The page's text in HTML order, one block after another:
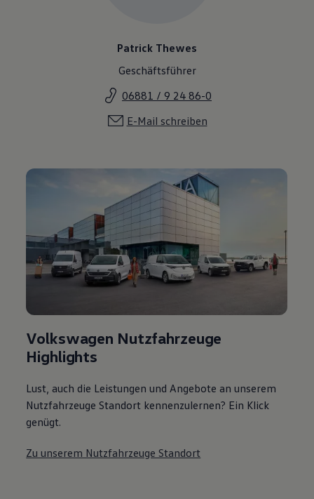
Patrick Thewes
Geschäftsführer
06881 / 9 24 86-0
E-Mail schreiben
Volkswagen Nutzfahrzeuge
Highlights
Lust, auch die Leistungen und Angebote an unserem
Nutzfahrzeuge Standort kennenzulernen? Ein Klick
genügt.
Zu unserem Nutzfahrzeuge Standort